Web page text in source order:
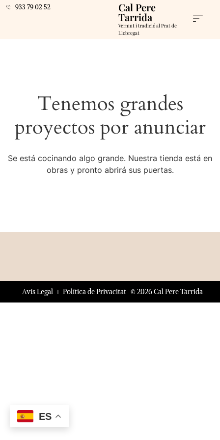
933 79 02 52 Cal Pere
Tarrida
Vermut i tradició al Prat de
Llobregat
Tenemos grandes
proyectos por anunciar
Se está cocinando algo grande. Nuestra tienda está en
obras y pronto abrirá sus puertas.
© 2026 Cal Pere Tarrida
Avís Legal Política de Privacitat
ES